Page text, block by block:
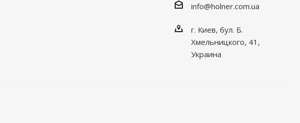
info@holner.com.ua
г. Киев, бул. Б.
Хмельницкого, 41,
Украина